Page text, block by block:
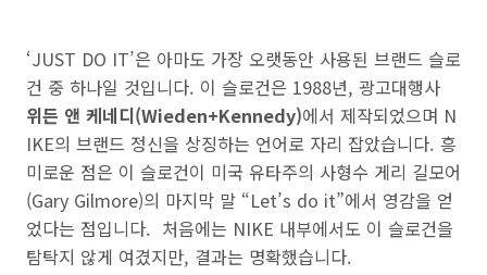
‘JUST DO IT’은 아마도 가장 오랫동안 사용된 브랜드 슬로
건 중 하나일 것입니다. 이 슬로건은 1988년, 광고대행사
위든 앤 케네디(Wieden+Kennedy)에서 제작되었으며 N
IKE의 브랜드 정신을 상징하는 언어로 자리 잡았습니다. 흥
미로운 점은 이 슬로건이 미국 유타주의 사형수 게리 길모어
(Gary Gilmore)의 마지막 말 “Let’s do it”에서 영감을 얻
었다는 점입니다. 처음에는 NIKE 내부에서도 이 슬로건을
탐탁지 않게 여겼지만, 결과는 명확했습니다.